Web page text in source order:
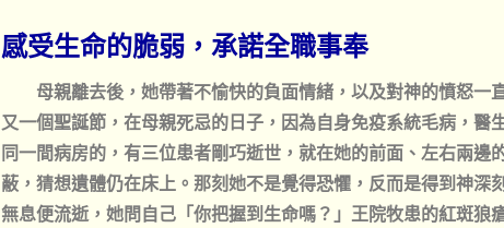
感受生命的脆弱，承諾全職事奉
母親離去後，她帶著不愉快的負面情緒，以及對神的憤怒一
又一個聖誕節，在母親死忌的日子，因為自身免疫系統毛病，醫
同一間病房的，有三位患者剛巧逝世，就在她的前面、左右兩邊
蔽，猜想遺體仍在床上。那刻她不是覺得恐懼，反而是得到神深
無息便流逝，她問自己「你把握到生命嗎？」王院牧患的紅斑狼